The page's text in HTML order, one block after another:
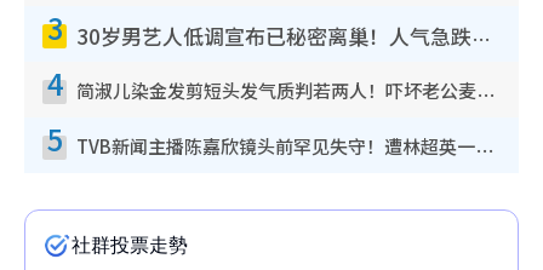
3 30岁男艺人低调宣布已秘密离巢！人气急跌变失踪人口：“这几年过得并不容易”
4 简淑儿染金发剪短头发气质判若两人！吓坏老公麦大力都认不出：“你做什么？”
5 TVB新闻主播陈嘉欣镜头前罕见失守！遭林超英一句话突袭吓坏当场大笑